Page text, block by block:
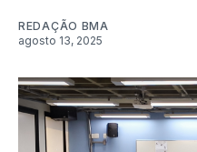
REDAÇÃO BMA
agosto 13, 2025